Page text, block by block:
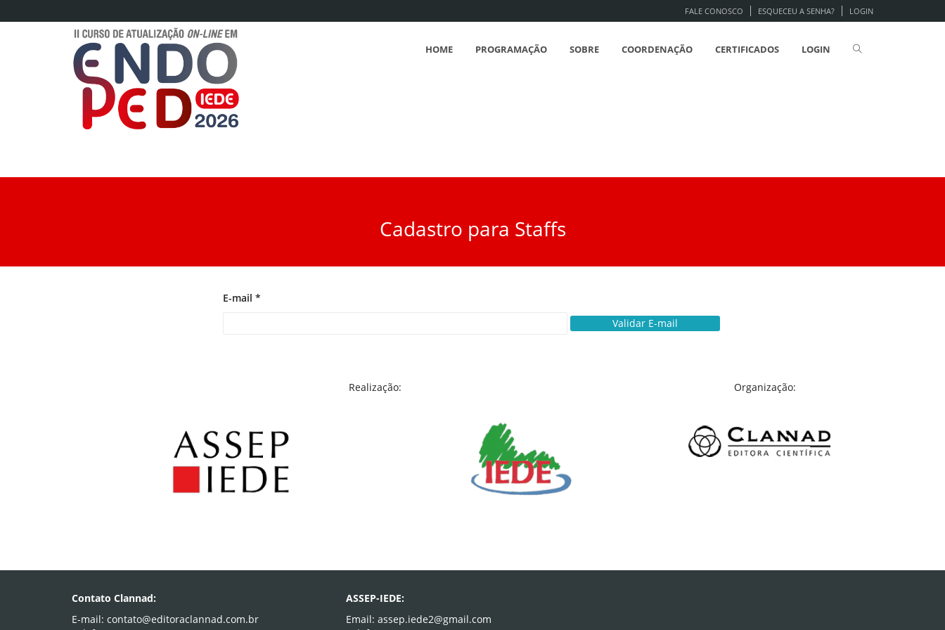
FALE CONOSCO ESQUECEU A SENHA? LOGIN
HOME PROGRAMAÇÃO SOBRE COORDENAÇÃO CERTIFICADOS LOGIN
Cadastro para Staffs
E-mail *
Validar E-mail
Realização: Organização:
Contato Clannad:
E-mail: contato@editoraclannad.com.br
ASSEP-IEDE:
Email: assep.iede2@gmail.com